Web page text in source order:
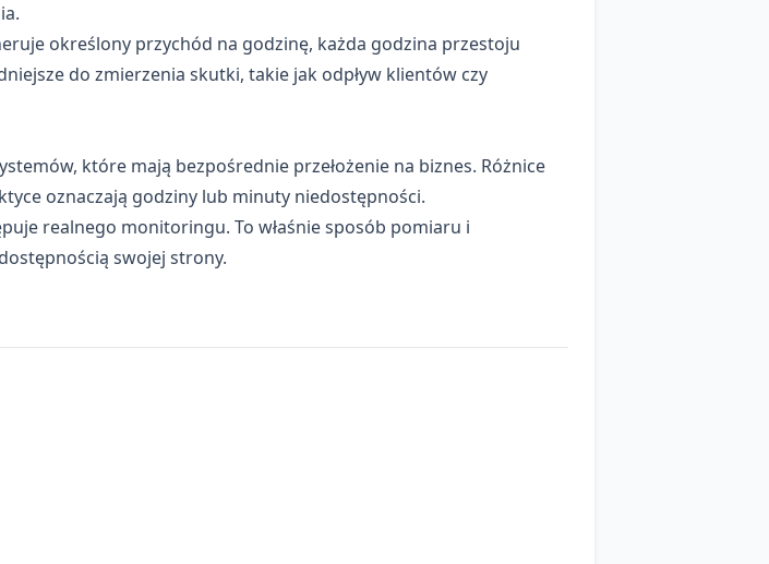
określony przychód na godzinę, każda godzina przestoju
do zmierzenia skutki, takie jak odpływ klientów czy
które mają bezpośrednie przełożenie na biznes. Różnice
oznaczają godziny lub minuty niedostępności.
realnego monitoringu. To właśnie sposób pomiaru i
swojej strony.